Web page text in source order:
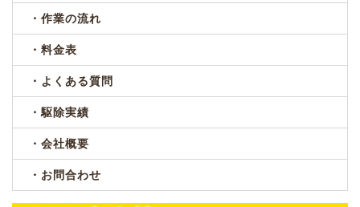
・作業の流れ
・料金表
・よくある質問
・駆除実績
・会社概要
・お問合わせ